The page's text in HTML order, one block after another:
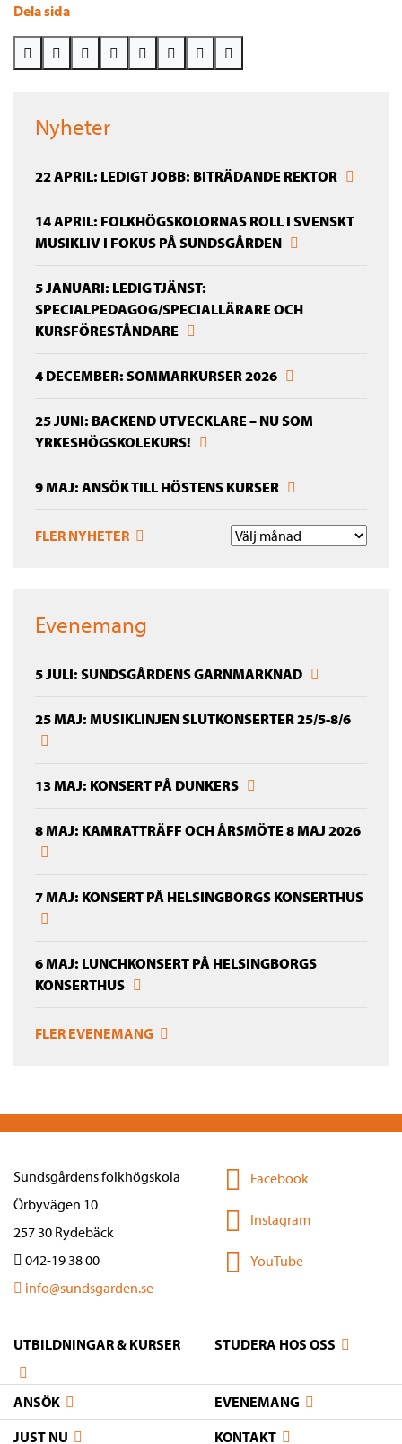
Dela sida
Nyheter
22 APRIL: LEDIGT JOBB: BITRÄDANDE REKTOR
14 APRIL: FOLKHÖGSKOLORNAS ROLL I SVENSKT
MUSIKLIV I FOKUS PÅ SUNDSGÅRDEN
5 JANUARI: LEDIG TJÄNST:
SPECIALPEDAGOG/SPECIALLÄRARE OCH
KURSFÖRESTÅNDARE
4 DECEMBER: SOMMARKURSER 2026
25 JUNI: BACKEND UTVECKLARE – NU SOM
YRKESHÖGSKOLEKURS!
9 MAJ: ANSÖK TILL HÖSTENS KURSER
FLER NYHETER
Evenemang
5 JULI: SUNDSGÅRDENS GARNMARKNAD
25 MAJ: MUSIKLINJEN SLUTKONSERTER 25/5-8/6
13 MAJ: KONSERT PÅ DUNKERS
8 MAJ: KAMRATTRÄFF OCH ÅRSMÖTE 8 MAJ 2026
7 MAJ: KONSERT PÅ HELSINGBORGS KONSERTHUS
6 MAJ: LUNCHKONSERT PÅ HELSINGBORGS
KONSERTHUS
FLER EVENEMANG
Sundsgårdens folkhögskola
Örbyvägen 10
257 30 Rydebäck
042-19 38 00
info@sundsgarden.se
Facebook
Instagram
YouTube
UTBILDNINGAR & KURSER STUDERA HOS OSS
ANSÖK
EVENEMANG
JUST NU
KONTAKT